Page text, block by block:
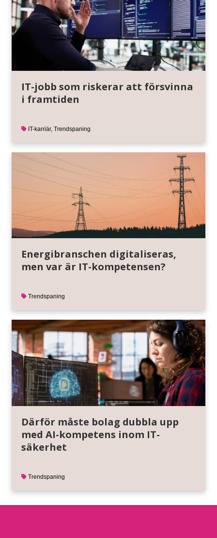
IT-jobb som riskerar att försvinna
i framtiden
IT-karriär, Trendspaning
Energibranschen digitaliseras,
men var är IT-kompetensen?
Trendspaning
Därför måste bolag dubbla upp
med AI-kompetens inom IT-
säkerhet
Trendspaning